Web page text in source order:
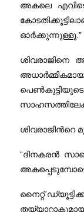
അകലെ
ഓര്‍ക്കുന്നുള്ളൂ.”
ശിവരാജിന്‍റെ
“ദിനകരന്‍
നൈറ്റ്‌